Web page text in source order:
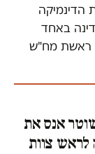
הדינמיקה
באחד
ראשת מח"ש
אנס את
פנה לראש צוות